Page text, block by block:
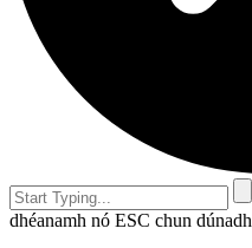
dhéanamh nó ESC chun dúnadh